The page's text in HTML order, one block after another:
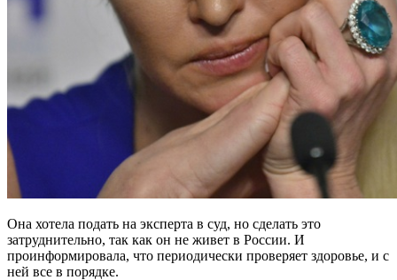
Она хотела подать на эксперта в суд, но сделать это
затруднительно, так как он не живет в России. И
проинформировала, что периодически проверяет здоровье, и с
ней все в порядке.